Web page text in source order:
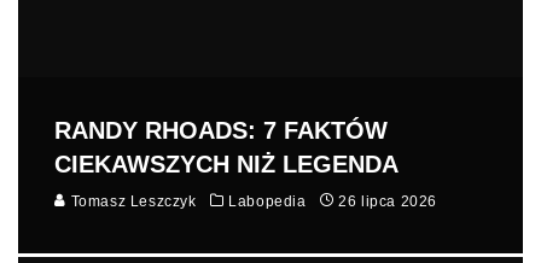
RANDY RHOADS: 7 FAKTÓW
CIEKAWSZYCH NIŻ LEGENDA
Tomasz Leszczyk Labopedia 26 lipca 2026